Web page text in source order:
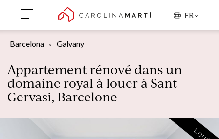
FR
Barcelona Galvany
Appartement rénové dans un
domaine royal à louer à Sant
Gervasi, Barcelone
Loué